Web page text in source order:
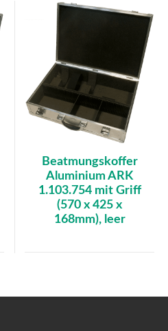
Beatmungskoffer
Aluminium ARK
1.103.754 mit Griff
(570 x 425 x
168mm), leer